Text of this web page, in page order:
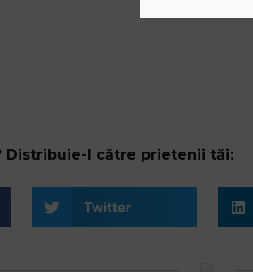
Distribuie-l către prietenii tăi:
Twitter